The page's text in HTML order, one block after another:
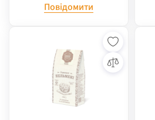
Повідомити